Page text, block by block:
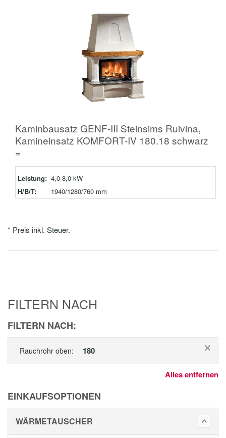
Kaminbausatz GENF-III Steinsims Ruivina,
Kamineinsatz KOMFORT-IV 180.18 schwarz
=
Leistung: 4,0-8,0 kW
H/B/T:
1940/1280/760 mm
* Preis inkl. Steuer.
FILTERN NACH
FILTERN NACH:
Rauchrohr oben: 180
Alles entfernen
EINKAUFSOPTIONEN
WÄRMETAUSCHER